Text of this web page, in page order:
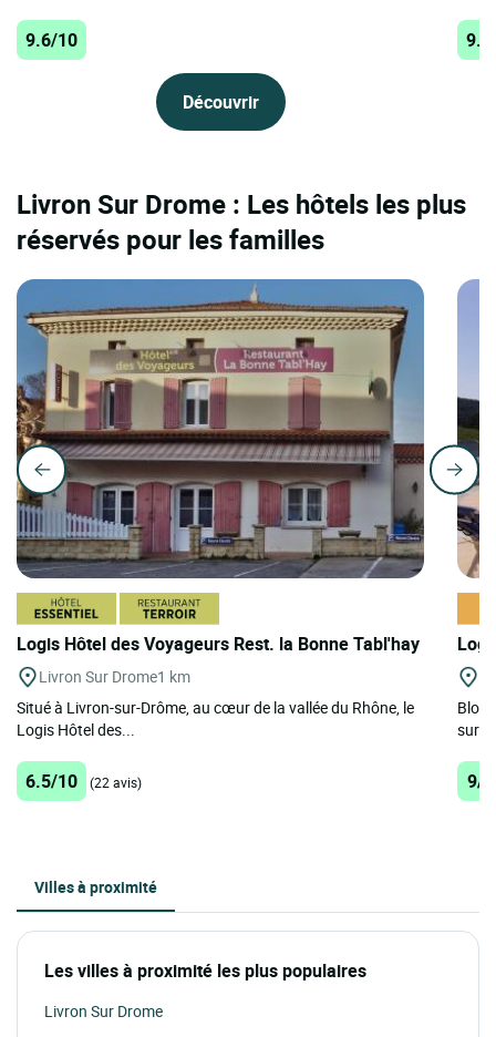
9.6/10
Découvrir
Livron Sur Drome : Les hôtels les plus
réservés pour les familles
Logis Hôtel des Voyageurs Rest. la Bonne Tabl'hay
Livron Sur Drome1 km
Situé à Livron-sur-Drôme, au cœur de la vallée du Rhône, le
Logis Hôtel des...
6.5/10 (22 avis)
sur
9/
Villes à proximité
Les villes à proximité les plus populaires
Livron Sur Drome